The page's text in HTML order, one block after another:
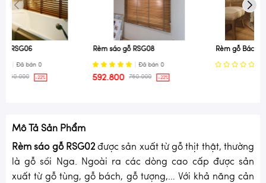
Rèm gỗ Bách Grace Home
0
Rèm sáo gỗ Grace Home bản
Mô Tả Sản Phẩm
Rèm sáo gỗ RSG02được sản xuất từ gỗ thịt thật, thường
là gỗ sồi Nga. Ngoài ra các dòng cao cấp được sản
xuất từ gỗ tùng, gỗ bách, gỗ tượng,… Với khả năng cản